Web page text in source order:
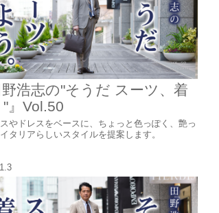
野浩志の"そうだ スーツ、着
"』Vol.50
やドレスをベースに、ちょっと色っぽく、艶っ
タリアらしいスタイルを提案します。